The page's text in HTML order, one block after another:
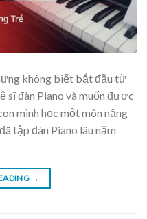
không biết bắt đầu từ
sĩ đàn Piano và muốn được
mình học một môn năng
tập đàn Piano lâu năm
→